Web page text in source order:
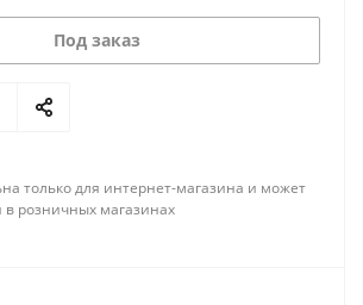
Под заказ
только для интернет-магазина и может
в розничных магазинах